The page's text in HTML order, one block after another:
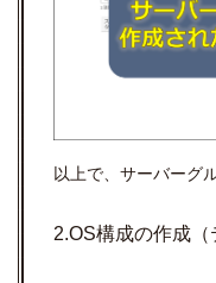
以上で、サーバーグ
2.OS構成の作成（